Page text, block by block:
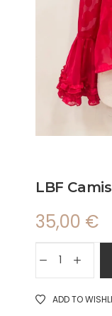
LBF
35,00 €
ADD TO